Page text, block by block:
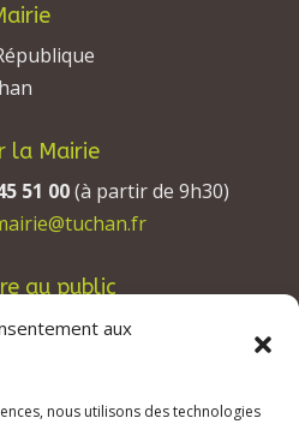
aux
nous utilisons des technologies
la Mairie
51 00(à partir de 9h30)
au public
: de 8h à 12h et de